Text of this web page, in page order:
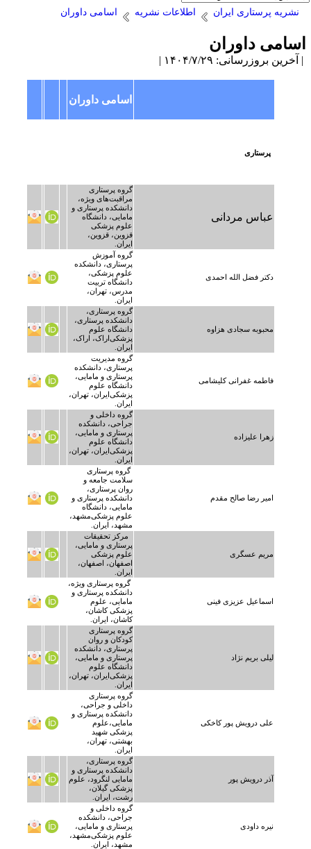
نشریه پرستاری ایران اطلاعات نشریه اسامی داوران
داوران
بروزرسانی: ۱۴۰۴/۷/۲۹ |
اسامی داوران
پرستاری
عباس مردانی
گروه پرستاری
مراقبت‌های ویژه،
دانشکده پرستاری و
مامایی، دانشگاه
علوم پزشکی
قزوین، قزوین،
ایران.
دکتر فضل الله احمدی
گروه آموزش
پرستاری، دانشکده
علوم پزشکی،
دانشگاه تربیت
مدرس، تهران،
ایران.
محبوبه سجادی هزاوه
گروه پرستاری،
دانشکده پرستاری،
دانشگاه علوم
پزشکی‌اراک، اراک،
ایران.
فاطمه غفرانی کلیشامی
گروه مدیریت
پرستاری، دانشکده
پرستاری و مامایی،
دانشگاه علوم
پزشکی‌ایران، تهران،
ایران.
زهرا علیزاده
گروه داخلی و
جراحی، دانشکده
پرستاری و مامایی،
دانشگاه علوم
پزشکی‌ایران، تهران،
ایران.
امیر رضا صالح مقدم
گروه پرستاری
سلامت جامعه و
روان پرستاری،
دانشکده پرستاری و
مامایی، دانشگاه
علوم پزشکی‌مشهد،
مشهد، ایران.
مریم عسگری
مرکز تحقیقات
پرستاری و مامایی،
علوم پزشکی
اصفهان، اصفهان،
ایران.
اسماعیل عزیزی فینی
گروه پرستاری ویژه،
دانشکده پرستاری و
مامایی، علوم
پزشکی کاشان،
کاشان، ایران.
لیلی بریم نژاد
گروه پرستاری
کودکان و روان
پرستاری، دانشکده
پرستاری و مامایی،
دانشگاه علوم
پزشکی‌ایران، تهران،
ایران.
علی درویش پور کاخکی
گروه پرستاری
داخلی و جراحی،
دانشکده پرستاری و
مامایی،علوم
پزشکی شهید
بهشتی، تهران،
ایران.
آذر درویش پور
گروه پرستاری،
دانشکده پرستاری و
مامایی لنگرود، علوم
پزشکی گیلان،
رشت، ایران.
نیره داودی
گروه داخلی و
جراحی، دانشکده
پرستاری و مامایی،
علوم پزشکی‌مشهد،
مشهد، ایران.